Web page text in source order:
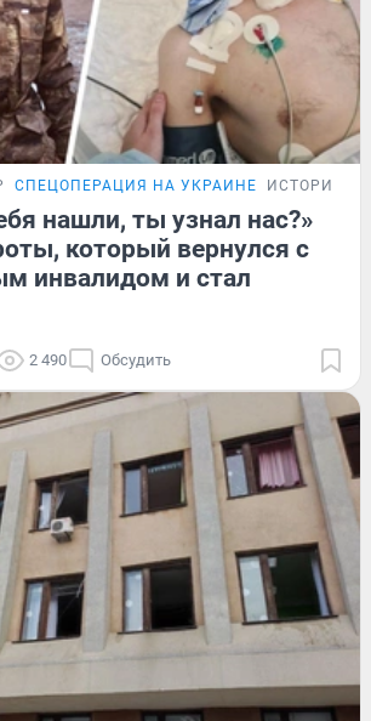
СПЕЦОПЕРАЦИЯ НА УКРАИНЕ ИСТОРИИ
нашли, ты узнал нас?»
который вернулся с
инвалидом и стал
2 490 Обсудить